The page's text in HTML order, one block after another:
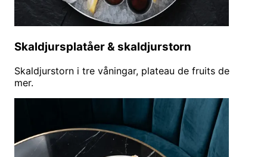
Skaldjursplatåer & skaldjurstorn
Skaldjurstorn i tre våningar, plateau de fruits de
mer.